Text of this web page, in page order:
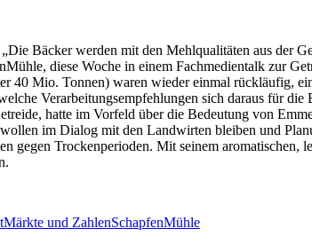
Bäcker werden mit den Mehlqualitäten aus der
diese Woche in einem Fachmedientalk zur
40 Mio. Tonnen) waren wieder einmal rückläufig,
Verarbeitungsempfehlungen sich daraus für
hatte im Vorfeld über die Bedeutung von
im Dialog mit den Landwirten bleiben und
gegen Trockenperioden. Mit seinem
Märkte und ZahlenSchapfenMühle